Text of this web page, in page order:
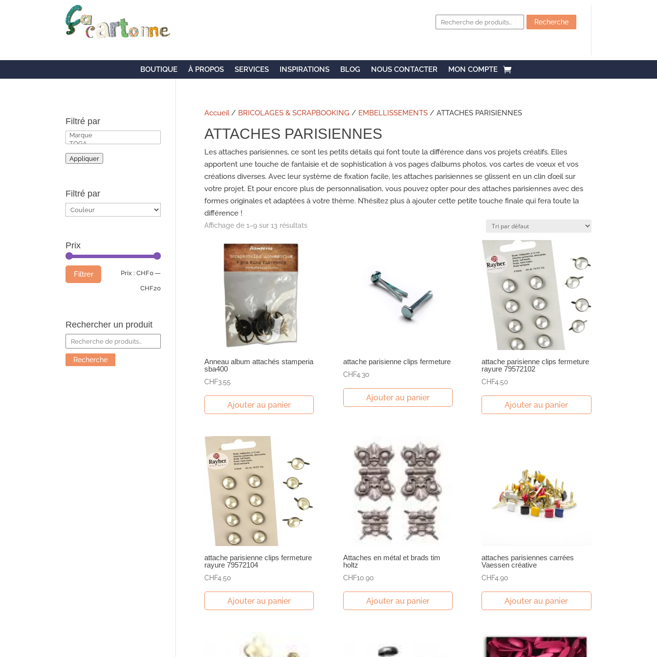
pour :
Recherche
BOUTIQUE À PROPOS SERVICES INSPIRATIONS BLOG NOUS CONTACTER MON COMPTE
Accueil/ BRICOLAGES & SCRAPBOOKING / EMBELLISSEMENTS/ ATTACHES PARISIENNES
ATTACHES PARISIENNES
Les attaches parisiennes, ce sont les petits détails qui font toute la différence dans vos projets créatifs. Elles
apportent une touche de fantaisie et de sophistication à vos pages d’albums photos, vos cartes de vœux et vos
créations diverses. Avec leur système de fixation facile, les attaches parisiennes se glissent en un clin d’œil sur
votre projet. Et pour encore plus de personnalisation, vous pouvez opter pour des attaches parisiennes avec des
formes originales et adaptées à votre thème. N’hésitez plus à ajouter cette petite touche finale qui fera toute la
différence !
Affichage de 1–9 sur 13 résultats
Anneau album attachés stamperia
sba400
CHF3.55
Ajouter au panier
attache parisienne clips fermeture
CHF4.30
Ajouter au panier
attache parisienne clips fermeture
rayure 79572102
CHF4.50
Ajouter au panier
attache parisienne clips fermeture
rayure 79572104
CHF4.50
Ajouter au panier
Attaches en métal et brads tim
holtz
CHF10.90
Ajouter au panier
attaches parisiennes carrées
Vaessen créative
CHF4.90
Ajouter au panier
Filtré par
Appliquer
Filtré par
Prix
Prix
min
Prix
max
Filtrer Prix : CHF0—
CHF20
Rechercher un produit
Recherche
pour :
Recherche